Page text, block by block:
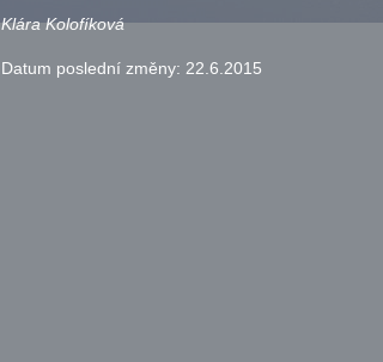
Klára Kolofíková
Datum poslední změny: 22.6.2015